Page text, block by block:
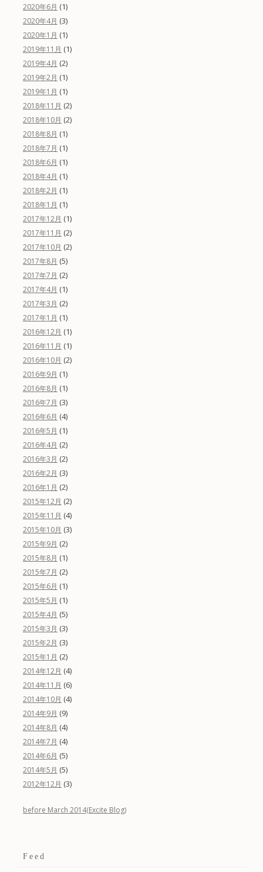
2020年6月 (1)
2020年4月 (3)
2020年1月 (1)
2019年11月 (1)
2019年4月 (2)
2019年2月 (1)
2019年1月 (1)
2018年11月 (2)
2018年10月 (2)
2018年8月 (1)
2018年7月 (1)
2018年6月 (1)
2018年4月 (1)
2018年2月 (1)
2018年1月 (1)
2017年12月 (1)
2017年11月 (2)
2017年10月 (2)
2017年8月 (5)
2017年7月 (2)
2017年4月 (1)
2017年3月 (2)
2017年1月 (1)
2016年12月 (1)
2016年11月 (1)
2016年10月 (2)
2016年9月 (1)
2016年8月 (1)
2016年7月 (3)
2016年6月 (4)
2016年5月 (1)
2016年4月 (2)
2016年3月 (2)
2016年2月 (3)
2016年1月 (2)
2015年12月 (2)
2015年11月 (4)
2015年10月 (3)
2015年9月 (2)
2015年8月 (1)
2015年7月 (2)
2015年6月 (1)
2015年5月 (1)
2015年4月 (5)
2015年3月 (3)
2015年2月 (3)
2015年1月 (2)
2014年12月 (4)
2014年11月 (6)
2014年10月 (4)
2014年9月 (9)
2014年8月 (4)
2014年7月 (4)
2014年6月 (5)
2014年5月 (5)
2012年12月 (3)
before March 2014(Excite Blog)
Feed